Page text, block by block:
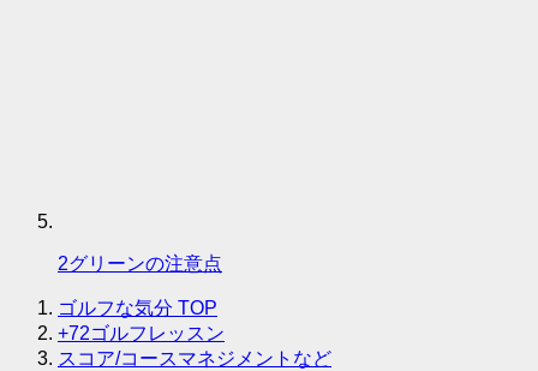
2グリーンの注意点
ゴルフな気分 TOP
+72ゴルフレッスン
スコア/コースマネジメントなど